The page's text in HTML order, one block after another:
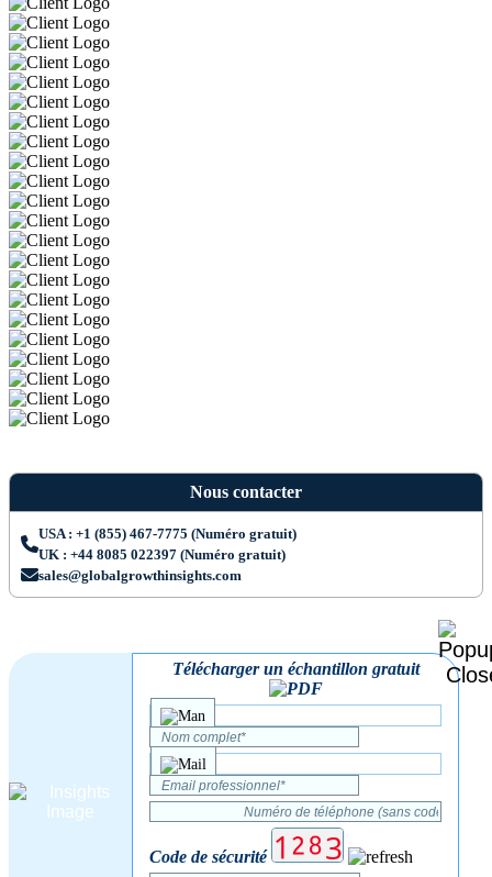
Nous contacter
USA : +1 (855) 467-7775 (Numéro gratuit)
UK : +44 8085 022397 (Numéro gratuit)
sales@globalgrowthinsights.com
Télécharger un échantillon gratuit
Code de sécurité